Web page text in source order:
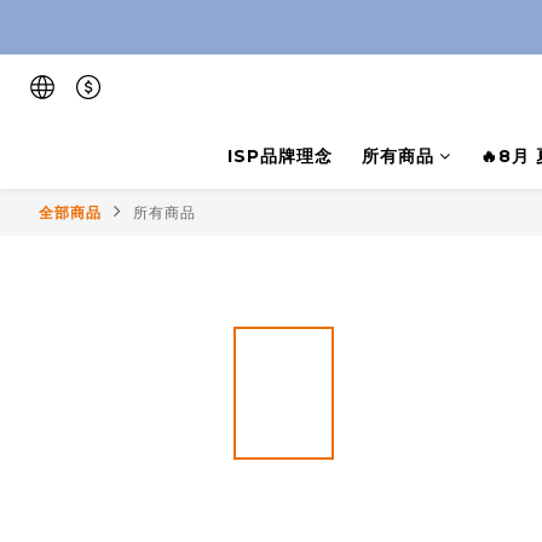
ISP品牌理念 所有商品 🔥8月
全部商品 所有商品